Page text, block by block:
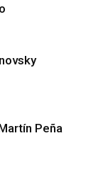
Peña